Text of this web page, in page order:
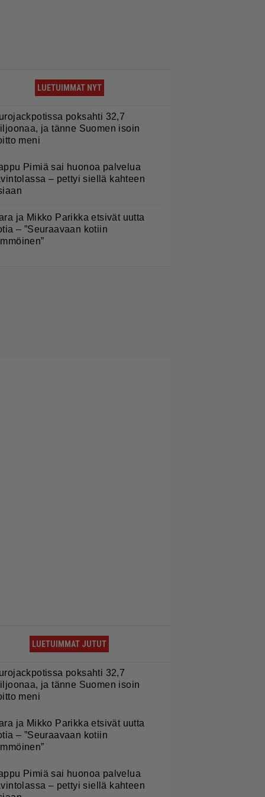
LUETUIMMAT NYT
poksahti 32,7
ja tänne Suomen isoin
meni
Pimiä sai huonoa palvelua
– pettyi siellä kahteen
ja Mikko Parikka etsivät uutta
– ”Seuraavaan kotiin
LUETUIMMAT JUTUT
poksahti 32,7
ja tänne Suomen isoin
meni
ja Mikko Parikka etsivät uutta
– ”Seuraavaan kotiin
Pimiä sai huonoa palvelua
– pettyi siellä kahteen